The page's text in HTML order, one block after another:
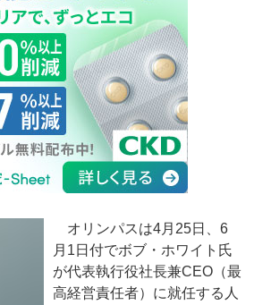
オリンパスは4月25日、6
月1日付でボブ・ホワイト氏
が代表執行役社長兼CEO（最
高経営責任者）に就任する人